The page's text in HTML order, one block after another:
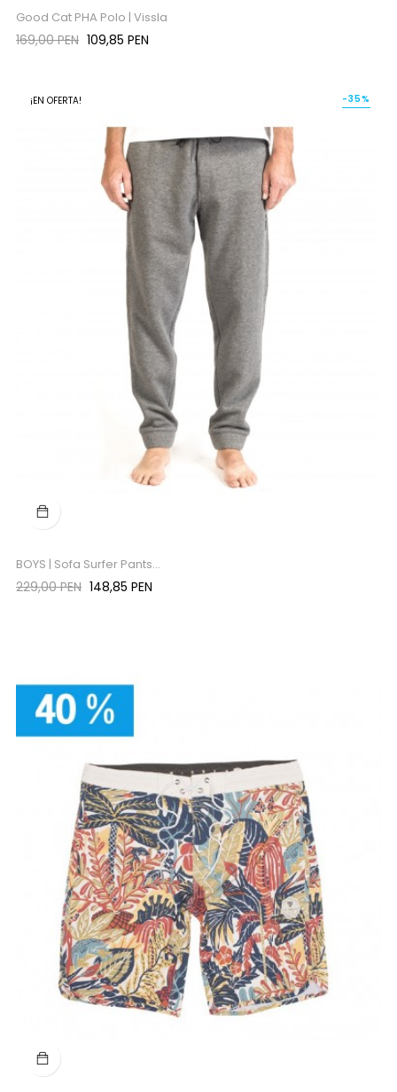
Good Cat PHA Polo | Vissla
Precio
169,00 PEN Precio
109,85 PEN
¡EN OFERTA!
BOYS | Sofa Surfer Pants...
Precio
229,00 PEN
-35%
Precio
148,85 PEN